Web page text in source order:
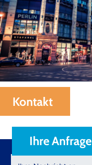
Kontakt
Ihre Anfrage